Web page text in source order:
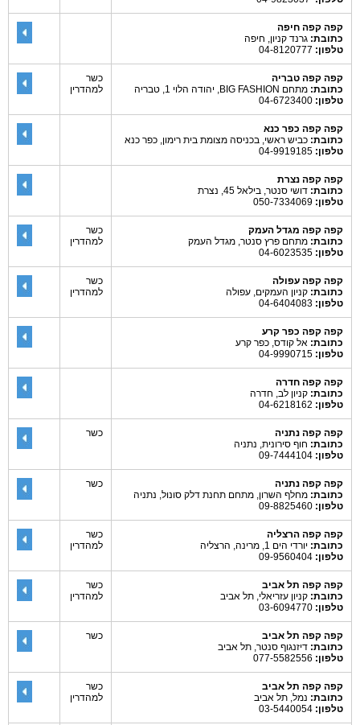
קפה קפה חיפה
כתובת: גרנד קניון, חיפה
טלפון:
קפה קפה טבריה
כתובת: מתחם BIG FASHION, יהודה הלוי 1, טבריה
טלפון:
כשר
למהדרין
קפה קפה כפר כנא
כתובת: כביש ראשי, בכניסה מצומת בית רימון, כפר כנא
טלפון:
קפה קפה נצרת
כתובת: דושי סנטר, בילאל 45, נצרת
טלפון:
קפה קפה מגדל העמק
כתובת: מתחם פרץ סנטר, מגדל העמק
טלפון:
כשר
למהדרין
קפה קפה עפולה
כתובת: קניון העמקים, עפולה
טלפון:
כשר
למהדרין
קפה קפה כפר קרע
כתובת: אל קודס, כפר קרע
טלפון:
קפה קפה חדרה
כתובת: קניון לב, חדרה
טלפון:
קפה קפה נתניה
כתובת: חוף סירונית, נתניה
טלפון:
כשר
קפה קפה נתניה
כתובת: מחלף השרון, מתחם תחנת דלק סונול, נתניה
טלפון:
כשר
קפה קפה הרצליה
כתובת: יורדי הים 1, מרינה, הרצליה
טלפון:
כשר
למהדרין
קפה קפה תל אביב
כתובת: קניון עזריאלי, תל אביב
טלפון:
כשר
למהדרין
קפה קפה תל אביב
כתובת: דיזנגוף סנטר, תל אביב
טלפון:
כשר
קפה קפה תל אביב
כתובת: נמל, תל אביב
טלפון:
כשר
למהדרין